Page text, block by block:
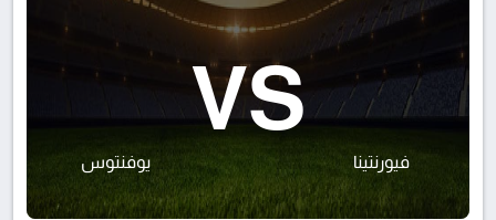
فيورنتينا
VS
يوفنتوس